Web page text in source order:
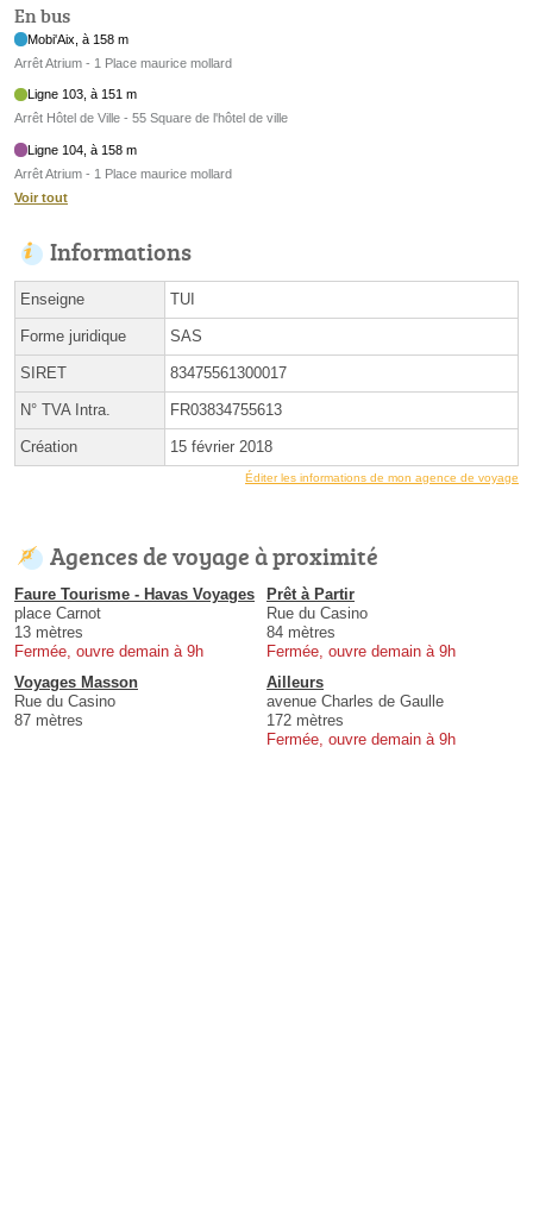
En bus
Mobi'Aix, à 158 m
Arrêt Atrium - 1 Place maurice mollard
Ligne 103, à 151 m
Arrêt Hôtel de Ville - 55 Square de l'hôtel de ville
Ligne 104, à 158 m
Arrêt Atrium - 1 Place maurice mollard
Voir tout
Informations
Enseigne TUI
Forme juridique SAS
SIRET 83475561300017
N° TVA Intra. FR03834755613
Création 15 février 2018
Éditer les informations de mon agence de voyage
Agences de voyage à proximité
Faure Tourisme - Havas Voyages
place Carnot
13 mètres
Fermée, ouvre demain à 9h
Prêt à Partir
Rue du Casino
84 mètres
Fermée, ouvre demain à 9h
Voyages Masson
Rue du Casino
87 mètres
Ailleurs
avenue Charles de Gaulle
172 mètres
Fermée, ouvre demain à 9h